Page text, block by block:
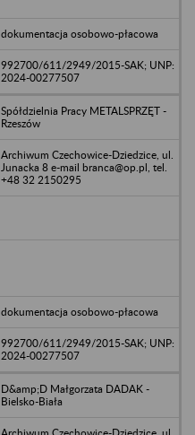
dokumentacja osobowo-płacowa
992700/611/2949/2015-SAK; UNP:
2024-00277507
Spółdzielnia Pracy METALSPRZĘT -
Rzeszów
Archiwum Czechowice-Dziedzice, ul.
Junacka 8 e-mail branca@op.pl, tel.
+48 32 2150295
dokumentacja osobowo-płacowa
992700/611/2949/2015-SAK; UNP:
2024-00277507
D&amp;D Małgorzata DADAK -
Bielsko-Biała